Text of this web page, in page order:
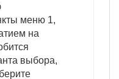
меню 1,
на
выбора,